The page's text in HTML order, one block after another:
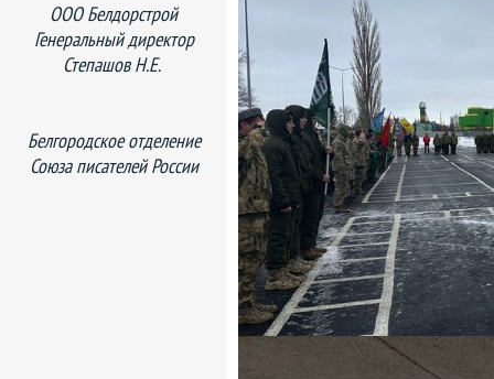
ООО Белдорстрой
Генеральный директор
Степашов Н.Е.
Белгородское отделение
Союза писателей России